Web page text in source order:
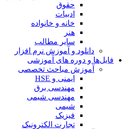
حقوق
ادبیات
خانه و خانواده
هنر
سایر مطالب
دانلود و آموزش نرم افزار
فایل‌ها و دوره های آموزشی
آموزش مباحث تخصصی
ایمنی و HSE
مهندسی برق
مهندسی شیمی
شیمی
فیزیک
تجارت الکترونیک